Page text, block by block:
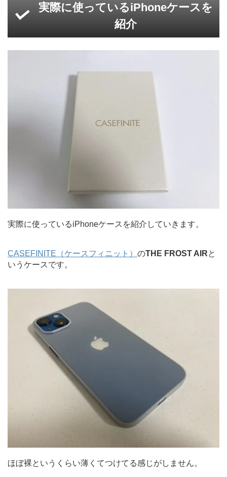
実際に使っているiPhoneケースを
紹介
実際に使っているiPhoneケースを紹介していきます。
CASEFINITE（ケースフィニット） のTHE FROST AIRと
いうケースです。
ほぼ裸というくらい薄くてつけてる感じがしません。